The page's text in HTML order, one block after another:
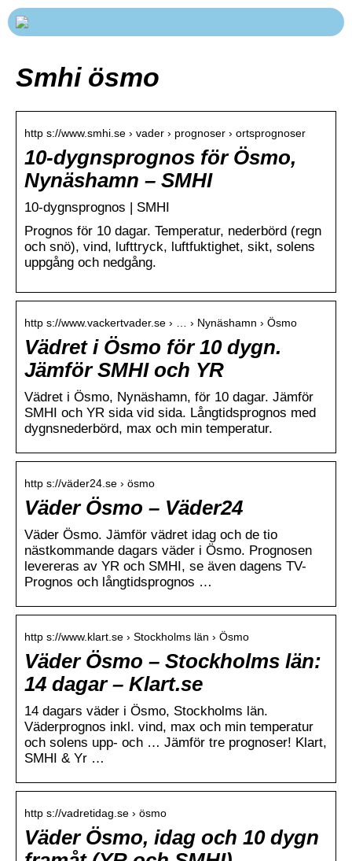
Smhi ösmo
http s://www.smhi.se › vader › prognoser › ortsprognoser
10-dygnsprognos för Ösmo,
Nynäshamn – SMHI
10-dygnsprognos | SMHI
Prognos för 10 dagar. Temperatur, nederbörd (regn
och snö), vind, lufttryck, luftfuktighet, sikt, solens
uppgång och nedgång.
http s://www.vackertvader.se › … › Nynäshamn › Ösmo
Vädret i Ösmo för 10 dygn.
Jämför SMHI och YR
Vädret i Ösmo, Nynäshamn, för 10 dagar. Jämför
SMHI och YR sida vid sida. Långtidsprognos med
dygnsnederbörd, max och min temperatur.
http s://väder24.se › ösmo
Väder Ösmo – Väder24
Väder Ösmo. Jämför vädret idag och de tio
nästkommande dagars väder i Ösmo. Prognosen
levereras av YR och SMHI, se även dagens TV-
Prognos och långtidsprognos …
http s://www.klart.se › Stockholms län › Ösmo
Väder Ösmo – Stockholms län:
14 dagar – Klart.se
14 dagars väder i Ösmo, Stockholms län.
Väderprognos inkl. vind, max och min temperatur
och solens upp- och … Jämför tre prognoser! Klart,
SMHI & Yr …
http s://vadretidag.se › ösmo
Väder Ösmo, idag och 10 dygn